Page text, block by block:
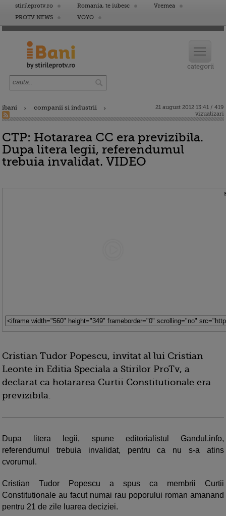
stirileprotv.ro Romania, te iubesc
Vremea
PROTV NEWS
VOYO
ibani companii si industrii
21 august 2012 13:41 / 419
vizualizari
CTP: Hotararea CC era previzibila.
Dupa litera legii, referendumul
trebuia invalidat. VIDEO
Cristian Tudor Popescu, invitat al lui Cristian
Leonte in Editia Speciala a Stirilor ProTv, a
declarat ca hotararea Curtii Constitutionale era
previzibila.
Dupa litera legii, spune editorialistul Gandul.info,
referendumul trebuia invalidat, pentru ca nu s-a atins
cvorumul.
Cristian Tudor Popescu a spus ca membrii Curtii
Constitutionale au facut numai rau poporului roman amanand
pentru 21 de zile luarea deciziei.